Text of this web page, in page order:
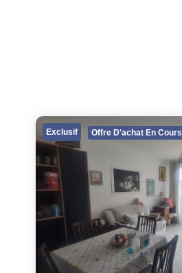
Exclusif Offre D'achat En Cours